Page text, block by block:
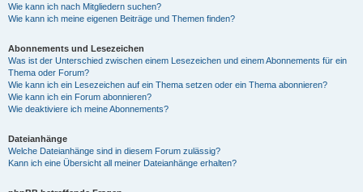
Wie kann ich nach Mitgliedern suchen?
Wie kann ich meine eigenen Beiträge und Themen finden?
Abonnements und Lesezeichen
Was ist der Unterschied zwischen einem Lesezeichen und einem Abonnements für ein
Thema oder Forum?
Wie kann ich ein Lesezeichen auf ein Thema setzen oder ein Thema abonnieren?
Wie kann ich ein Forum abonnieren?
Wie deaktiviere ich meine Abonnements?
Dateianhänge
Welche Dateianhänge sind in diesem Forum zulässig?
Kann ich eine Übersicht all meiner Dateianhänge erhalten?